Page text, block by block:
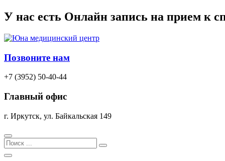
Перейти
к
содержимому
У нас есть Онлайн запись на прием к
Позвоните нам
+7 (3952) 50-40-44
Главный офис
г. Иркутск, ул. Байкальская 149
Search